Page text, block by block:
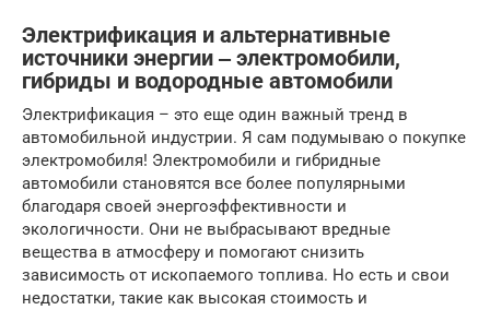
Электрификация и альтернативные
источники энергии ‒ электромобили,
гибриды и водородные автомобили
Электрификация – это еще один важный тренд в
автомобильной индустрии. Я сам подумываю о покупке
электромобиля! Электромобили и гибридные
автомобили становятся все более популярными
благодаря своей энергоэффективности и
экологичности. Они не выбрасывают вредные
вещества в атмосферу и помогают снизить
зависимость от ископаемого топлива. Но есть и свои
недостатки, такие как высокая стоимость и